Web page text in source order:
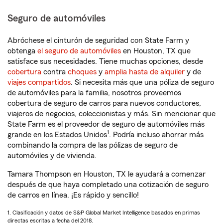
Seguro de automóviles
Abróchese el cinturón de seguridad con State Farm y
obtenga el seguro de automóviles en Houston, TX que
satisface sus necesidades. Tiene muchas opciones, desde
cobertura contra choques y amplia hasta de alquiler y de
viajes compartidos. Si necesita más que una póliza de seguro
de automóviles para la familia, nosotros proveemos
cobertura de seguro de carros para nuevos conductores,
viajeros de negocios, coleccionistas y más. Sin mencionar que
State Farm es el proveedor de seguro de automóviles más
grande en los Estados Unidos1. Podría incluso ahorrar más
combinando la compra de las pólizas de seguro de
automóviles y de vivienda.
Tamara Thompson en Houston, TX le ayudará a comenzar
después de que haya completado una cotización de seguro
de carros en línea. ¡Es rápido y sencillo!
1. Clasificación y datos de S&P Global Market Intelligence basados en primas
directas escritas a fecha del 2018.